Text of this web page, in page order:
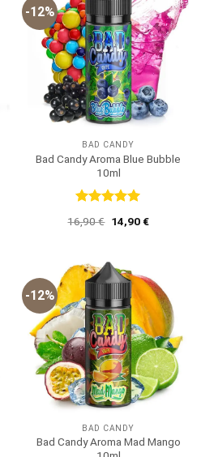
-12%
BAD CANDY
Bad Candy Aroma Blue Bubble
10ml
mit 5 von
16,90€ Ursprünglicher
Preis
14,90€Aktueller
-12%
BAD CANDY
Bad Candy Aroma Mad Mango